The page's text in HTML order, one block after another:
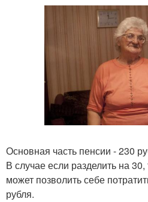
Основная часть пенсии - 230
В случае если разделить на
может позволить себе
рубля.